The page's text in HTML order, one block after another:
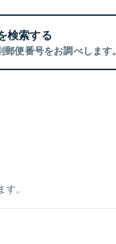
検索する
便番号をお調べします。
。